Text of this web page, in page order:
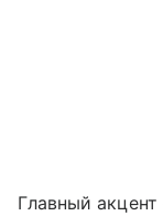
Главный